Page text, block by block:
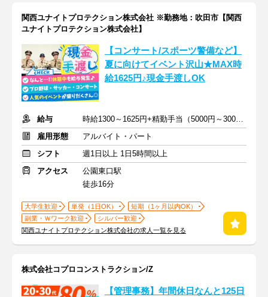
関西ユナイトプロテクション株式会社 ※勤務地：吹田市【関西
ユナイトプロテクション株式会社】
【コンサート/スポーツ警備など】
夏に向けてイベント沢山★MAX時
給1625円♪現金手渡しOK
給与
時給1300～1625円+精勤手当（5000円～30000円）＋交通費支給
雇用形態
アルバイト・パート
シフト
週1日以上 1日5時間以上
アクセス
公園東口駅
徒歩16分
大学生歓迎 単発（1日OK）
短期（1ヶ月以内OK）
副業・Ｗワーク歓迎
シルバー歓迎
関西ユナイトプロテクション株式会社の求人一覧を見る
株式会社コプロコンストラクション/Z
【管理事務】年間休日なんと125日